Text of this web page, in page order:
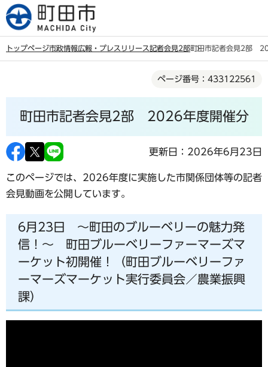
こ
の
す
トップページ市政情報広報・プレスリリース記者会見2部町田市記者会見2部
ら
ページ番号：433122561
町田市記者会見2部 2026年度開催分
更新日：2026年6月23日
このページでは、2026年度に実施した市関係団体等の記者
会見動画を公開しています。
6月23日 ～町田のブルーベリーの魅力発
信！～ 町田ブルーベリーファーマーズマ
ーケット初開催！（町田ブルーベリーファ
ーマーズマーケット実行委員会／農業振興
課）